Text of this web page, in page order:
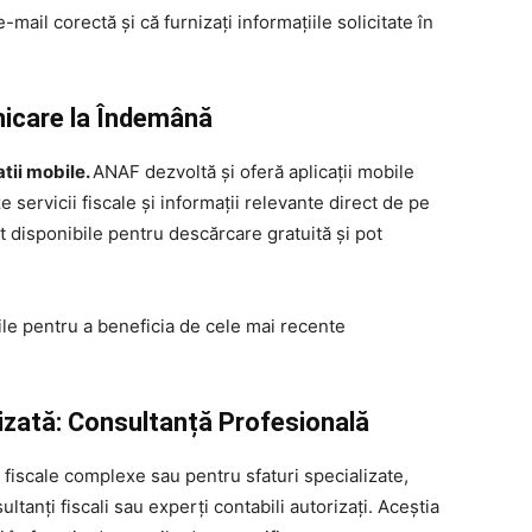
mail corectă și că furnizați informațiile solicitate în
la Îndemână
mobile.ANAF dezvoltă și oferă aplicații mobile
servicii fiscale și informații relevante direct de pe
pentru descărcare gratuită și pot
pentru a beneficia de cele mai recente
Consultanță Profesională
complexe sau pentru sfaturi specializate,
fiscali sau experți contabili autorizați. Aceștia